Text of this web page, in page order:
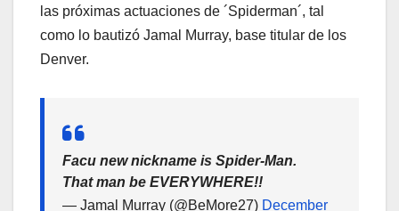
las próximas actuaciones de ´Spiderman´, tal
como lo bautizó Jamal Murray, base titular de los
Denver.
Facu new nickname is Spider-Man.
That man be EVERYWHERE!!
— Jamal Murray (@BeMore27) December